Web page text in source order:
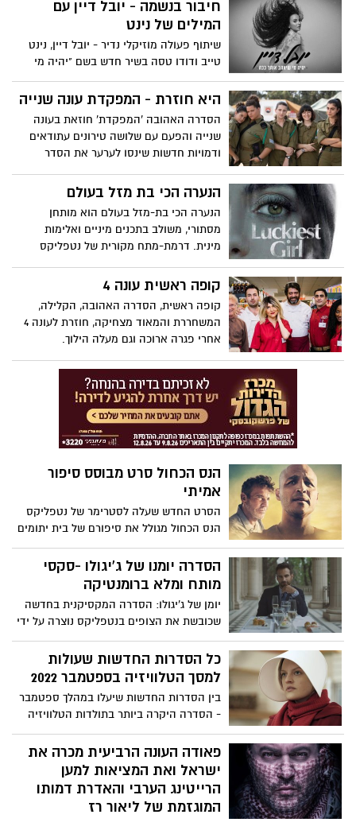
חיבור בנשמה - יובל דיין עם
המילים של נינט
שיתוף פעולה מוזיקלי נדיר - יובל דיין, נינט
טייב ודודו טסה בשיר חדש בשם "יהיה מי
שיאהב אותך ככה". מעניין אבל נינט ויובל
שבאו מאותו הרקע, מעולם לא נפגשו. עתה
היא חוזרת - המפקדת עונה שנייה
הסדרה האהובה 'המפקדת' חוזאת בעונה
שנייה והפעם עם שלושה טירונים עתודאים
ודמויות חדשות שינסו לערער את הסדר
ה-19.10 ותשודר בימי רביעי וראשון בערוץ כאן
הנערה הכי בת מזל בעולם
הנערה הכי בת-מזל בעולם הוא מותחן
מסתורי, משולב בתכנים מיניים ואלימות
מינית. דרמת-מתח מקורית של נטפליקס
קופה ראשית עונה 4
קופה ראשית, הסדרה האהובה, הקלילה,
המשחררת והמאוד מצחיקה, חוזרת לעונה 4
אחרי פגרה ארוכה וגם מעלה הילוך.
הנס הכחול סרט מבוסס סיפור
אמיתי
הסרט החדש שעלה לסטרימר של נטפליקס
הנס הכחול מגולל את סיפורם של בית יתומים
שנמצא בקשיים כלכליים לפני סגירה. פאפא
עומר מנהל בית היתומים היה ילד רחוב
ואפילו סוחר סמים בעברו, שחזר למוטב וכעת
מנהל ביחד עם אשתו בית יתומים לילדים
מקסיקניים בשם "בית הוגאר". המקום ממומן
מתרומות, אך לאחרונה המקום בקשיים ואם
לא ישלם את חובותיו המקום ייסגר.
הסדרה יומנו של ג'יגולו -סקסי
מותח ומלא ברומנטיקה
יומן של ג'יגולו: הסדרה המקסיקנית בחדשה
שכובשת את הצופים בנטפליקס נוצרה על ידי
סבסטיאן אורטגה למרות השם של הסדרה
מדובר בשילוב של מותחן, דרמה ורומנטיקה,
אפילו עם כמה נגיעות של מלודרמה.
כל הסדרות החדשות שעולות
למסך הטלוויזיה בספטמבר 2022
בין הסדרות החדשות שיעלו במהלך ספטמבר
- הסדרה היקרה ביותר בתולדות הטלוויזיה
(שר הטבעות) , עונות חדשות (כמו סיפורה של
שפחה) סדרות מפתיעות ועוד
פאודה העונה הרביעית מכרה את
ישראל ואת המציאות למען
הרייטינג הערבי והאדרת דמותו
המוגזמת של ליאור רז